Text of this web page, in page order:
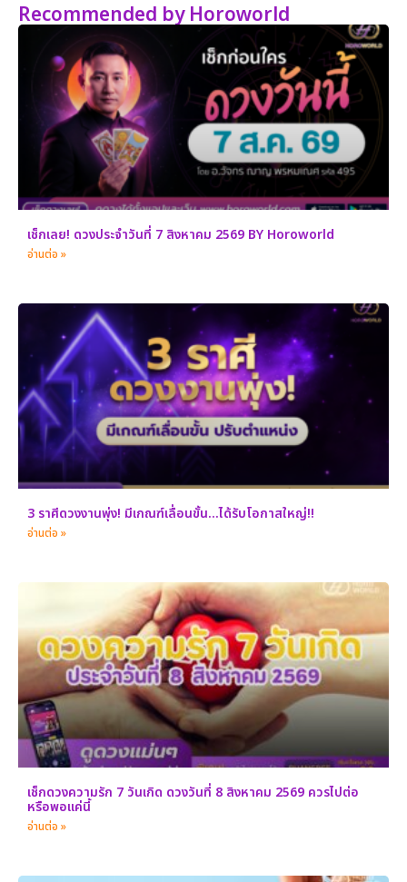
Recommended by Horoworld
เช็กเลย! ดวงประจำวันที่ 7 สิงหาคม 2569 BY Horoworld
อ่านต่อ »
3 ราศีดวงงานพุ่ง! มีเกณฑ์เลื่อนขั้น…ได้รับโอกาสใหญ่!!
อ่านต่อ »
เช็กดวงความรัก 7 วันเกิด ดวงวันที่ 8 สิงหาคม 2569 ควรไปต่อ
หรือพอแค่นี้
อ่านต่อ »